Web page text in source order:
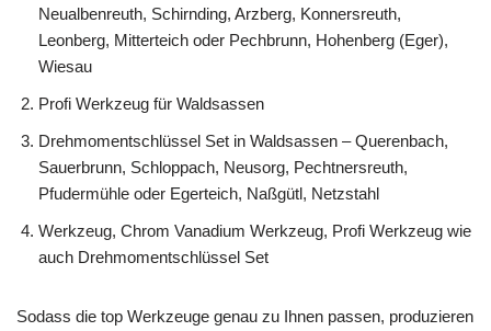
Neualbenreuth, Schirnding, Arzberg, Konnersreuth,
Leonberg, Mitterteich oder Pechbrunn, Hohenberg (Eger),
Wiesau
Profi Werkzeug für Waldsassen
Drehmomentschlüssel Set in Waldsassen – Querenbach,
Sauerbrunn, Schloppach, Neusorg, Pechtnersreuth,
Pfudermühle oder Egerteich, Naßgütl, Netzstahl
Werkzeug, Chrom Vanadium Werkzeug, Profi Werkzeug wie
auch Drehmomentschlüssel Set
Sodass die top Werkzeuge genau zu Ihnen passen, produzieren